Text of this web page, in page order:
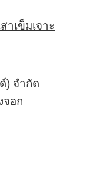
เข็มเจาะ
) จำกัด
จอก